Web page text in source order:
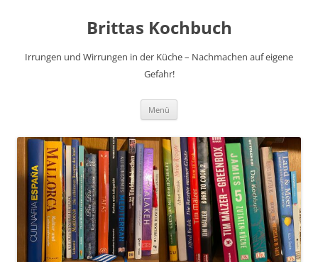
Brittas Kochbuch
Irrungen und Wirrungen in der Küche – Nachmachen auf eigene
Gefahr!
Menü